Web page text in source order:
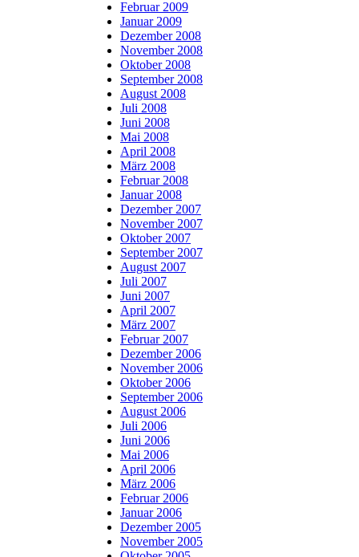
Februar 2009
Januar 2009
Dezember 2008
November 2008
Oktober 2008
September 2008
August 2008
Juli 2008
Juni 2008
Mai 2008
April 2008
März 2008
Februar 2008
Januar 2008
Dezember 2007
November 2007
Oktober 2007
September 2007
August 2007
Juli 2007
Juni 2007
April 2007
März 2007
Februar 2007
Dezember 2006
November 2006
Oktober 2006
September 2006
August 2006
Juli 2006
Juni 2006
Mai 2006
April 2006
März 2006
Februar 2006
Januar 2006
Dezember 2005
November 2005